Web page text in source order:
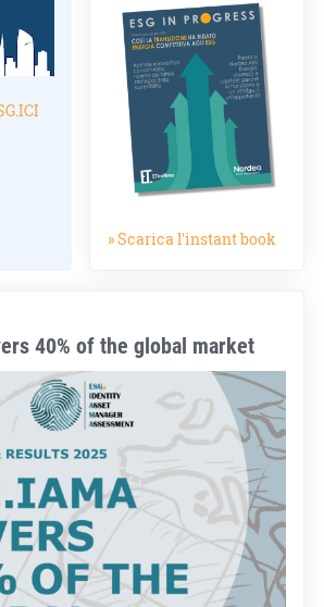
» Scarica l'instant book
40% of the global market